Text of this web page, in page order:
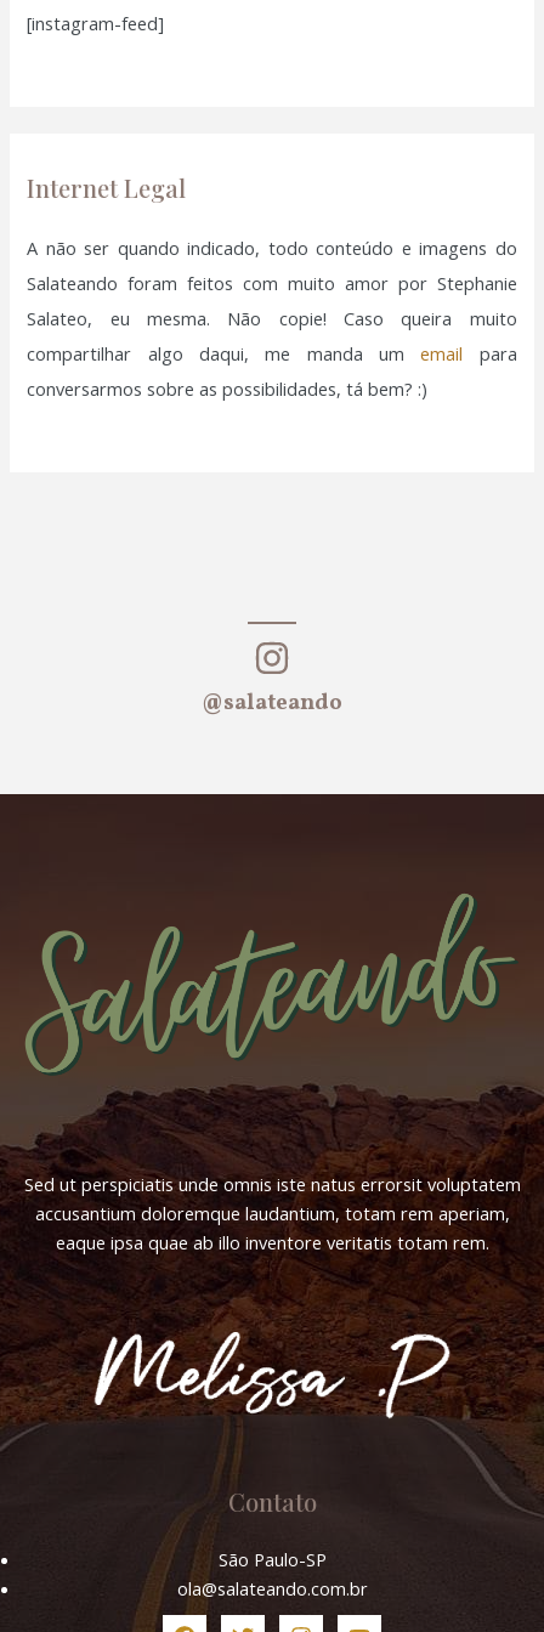
s
r
[instagram-feed]
Internet Legal
A não ser quando indicado, todo conteúdo e imagens do
Salateando foram feitos com muito amor por Stephanie
Salateo, eu mesma. Não copie! Caso queira muito
compartilhar algo daqui, me manda umemail para
conversarmos sobre as possibilidades, tá bem? :)
@salateando
Sed ut perspiciatis unde omnis iste natus errorsit voluptatem
accusantium doloremque laudantium, totam rem aperiam,
eaque ipsa quae ab illo inventore veritatis totam rem.
Contato
São Paulo-SP
ola@salateando.com.br